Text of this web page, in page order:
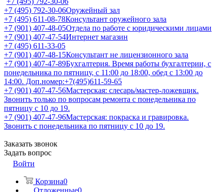
+7 (495) 792-30-06Оружейный зал
+7 (495) 611-08-78Консультант оружейного зала
+7 (901) 407-48-05Отдела по работе с юридическими лицами
+7 (901) 407-47-54Интернет магазин
+7 (495) 611-33-05
+7 (901) 407-48-15Консультант не лицензионного зала
+7 (901) 407-47-89Бухгалтерия. Время работы бухгалтерии, с
понедельника по пятницу, с 11:00 до 18:00, обед с 13:00 до
14:00. Доп.номер:+7(495)611-59-65
+7 (901) 407-47-56Мастерская: слесарь/мастер-ложевщик.
Звонить только по вопросам ремонта с понедельника по
пятницу с 10 до 19.
+7 (901) 407-47-96Мастерская: покраска и гравировка.
Звонить с понедельника по пятницу с 10 до 19.
Заказать звонок
Задать вопрос
Войти
Корзина0
Отложенные0